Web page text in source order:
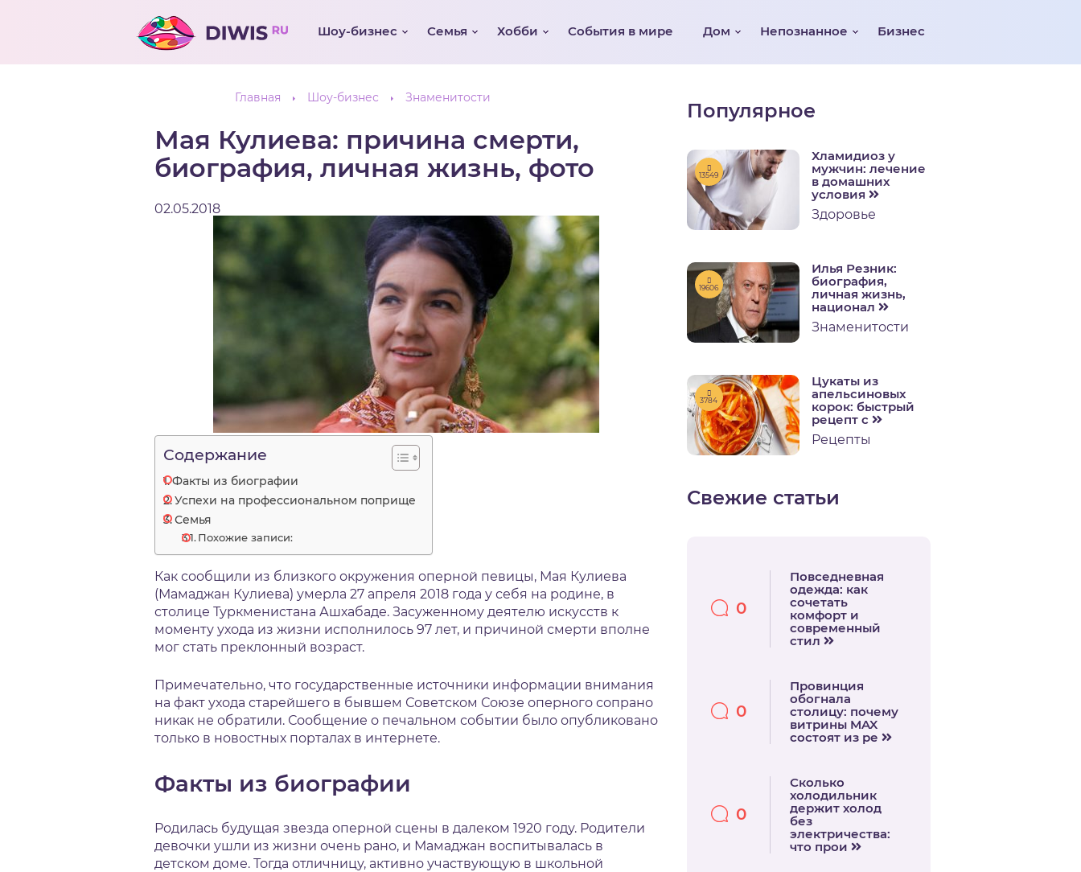
Шоу-бизнес Семья Хобби События в мире Дом Непознанное Бизнес
Главная Шоу-бизнес Знаменитости
Мая Кулиева: причина смерти,
биография, личная жизнь, фото
02.05.2018
Содержание
Факты из биографии
Успехи на профессиональном поприще
Семья
Похожие записи:
Как сообщили из близкого окружения оперной певицы, Мая Кулиева
(Мамаджан Кулиева) умерла 27 апреля 2018 года у себя на родине, в
столице Туркменистана Ашхабаде. Засуженному деятелю искусств к
моменту ухода из жизни исполнилось 97 лет, и причиной смерти вполне
мог стать преклонный возраст.
Примечательно, что государственные источники информации внимания
на факт ухода старейшего в бывшем Советском Союзе оперного сопрано
никак не обратили. Сообщение о печальном событии было опубликовано
только в новостных порталах в интернете.
Факты из биографии
Родилась будущая звезда оперной сцены в далеком 1920 году. Родители
девочки ушли из жизни очень рано, и Мамаджан воспитывалась в
детском доме. Тогда отличницу, активно участвующую в школьной
Популярное
13549
Хламидиоз у
мужчин: лечение
в домашних
условия
Здоровье
19606
Илья Резник:
биография,
личная жизнь,
национал
Знаменитости
3784
Цукаты из
апельсиновых
корок: быстрый
рецепт с
Рецепты
Свежие статьи
0
Повседневная
одежда: как
сочетать
комфорт и
современный
стил
0
Провинция
обогнала
столицу: почему
витрины MAX
состоят из ре
0
Сколько
холодильник
держит холод
без
электричества:
что прои